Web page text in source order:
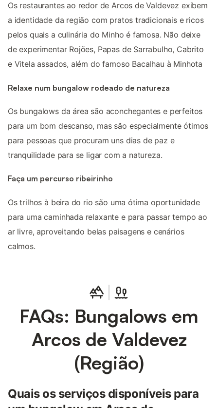
Os restaurantes ao redor de Arcos de Valdevez exibem
a identidade da região com pratos tradicionais e ricos
pelos quais a culinária do Minho é famosa. Não deixe
de experimentar Rojões, Papas de Sarrabulho, Cabrito
e Vitela assados, além do famoso Bacalhau à Minhota
Relaxe num bungalow rodeado de natureza
Os bungalows da área são aconchegantes e perfeitos
para um bom descanso, mas são especialmente ótimos
para pessoas que procuram uns dias de paz e
tranquilidade para se ligar com a natureza.
Faça um percurso ribeirinho
Os trilhos à beira do rio são uma ótima oportunidade
para uma caminhada relaxante e para passar tempo ao
ar livre, aproveitando belas paisagens e cenários
calmos.
FAQs: Bungalows em
Arcos de Valdevez
(Região)
Quais os serviços disponíveis para